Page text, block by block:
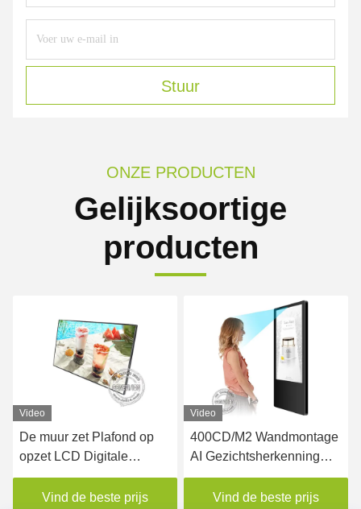
Stuur
ONZE PRODUCTEN
Gelijksoortige
producten
Video
400CD/M2 Wandmontage
AI Gezichtsherkenning
LCD Advertentie lift
digitaal borden display
Vind de beste prijs
450nits LCD-advertentie-
display Digitaal poster
Vind de beste prijs